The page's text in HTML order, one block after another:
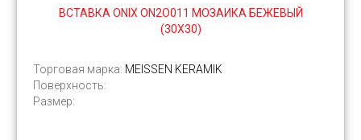
ВСТАВКА ONIX ON2O011 МОЗАИКА БЕЖЕВЫЙ
(30X30)
Торговая марка: MEISSEN KERAMIK
Поверхность:
Размер: